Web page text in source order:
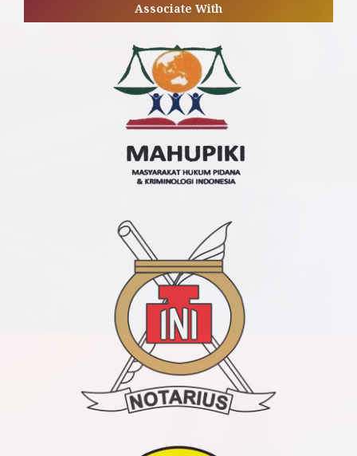
Associate With